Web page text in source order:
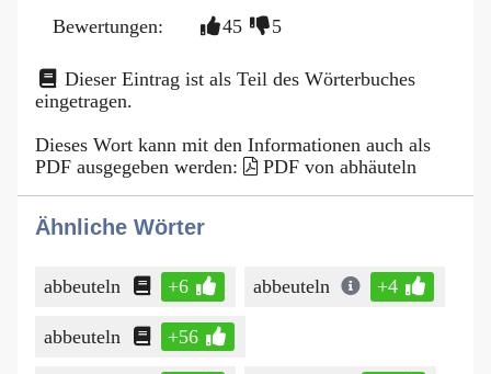
Bewertungen:
45 5
Dieser Eintrag ist als Teil des Wörterbuches
eingetragen.
Dieses Wort kann mit den Informationen auch als
PDF ausgegeben werden:
PDF von abhäuteln
Ähnliche Wörter
abbeuteln +6 abbeuteln +4
abbeuteln +56